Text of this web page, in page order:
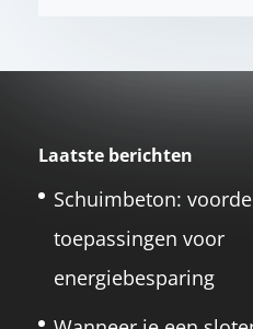
Laatste berichten
Schuimbeton:
toepassingen voor
energiebesparing